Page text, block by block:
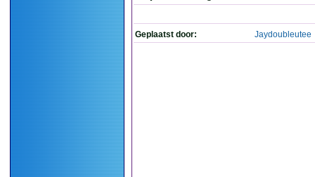
Geplaatst door: Jaydoubleutee